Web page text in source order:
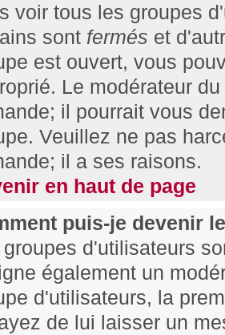
voir tous les groupes
sont fermés et
est ouvert, vous
Le modérateur
il pourrait vous
Veuillez ne pas
il a ses raisons.
en haut de page
puis-je devenir
groupes d'utilisateurs
également un
d'utilisateurs, la
de lui laisser un